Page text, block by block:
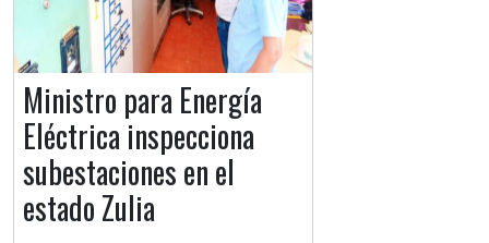
Ministro para Energía
Eléctrica inspecciona
subestaciones en el
estado Zulia